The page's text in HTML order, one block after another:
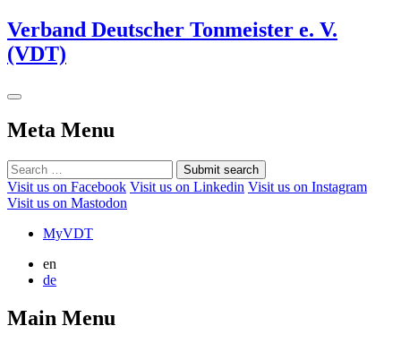
Verband Deutscher Tonmeister e. V.
(VDT)
Meta Menu
Submit search
Visit us on Facebook Visit us on Linkedin Visit us on Instagram
Visit us on Mastodon
MyVDT
en
de
Main Menu